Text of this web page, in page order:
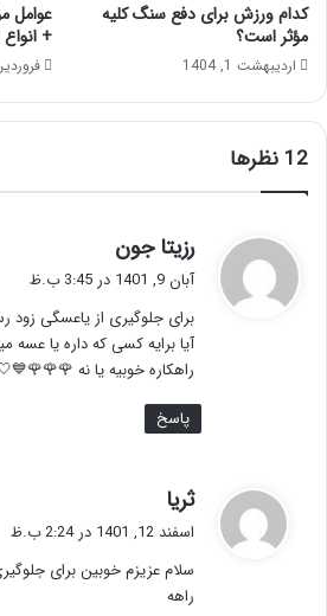
کدام ورزش برای دفع سنگ کلیه
مؤثر است؟
اردیبهشت 1, 1404
عوامل
+
فروردین 30,
‫12 نظرها
رزیتا جون
:
آبان 9, 1401 در 3:45 ب.ظ
برای جلوگیری از یاعسگی
آیا برایه کسی که داره یا
راهکاره خوبیه یا نه
پاسخ
ثریا
ف
:
اسفند 12, 1401 در 2:24 ب.ظ
سلام عزیزم خوبین برای
راهه